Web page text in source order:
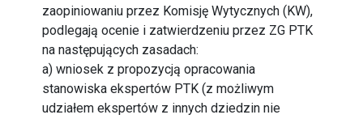
zaopiniowaniu przez Komisję Wytycznych (KW),
podlegają ocenie i zatwierdzeniu przez ZG PTK
na następujących zasadach:
a) wniosek z propozycją opracowania
stanowiska ekspertów PTK (z możliwym
udziałem ekspertów z innych dziedzin nie